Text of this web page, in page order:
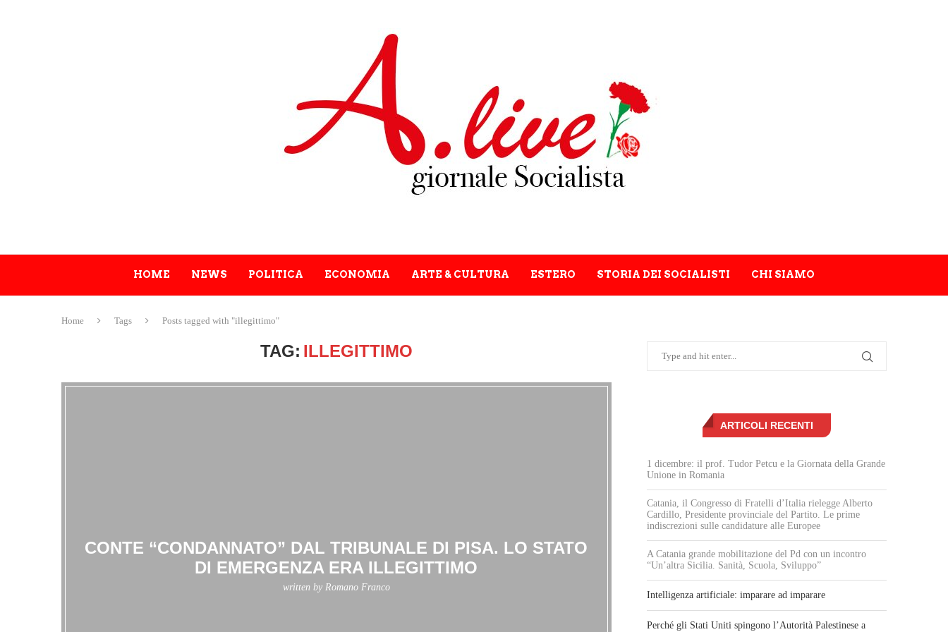
HOME NEWS POLITICA ECONOMIA ARTE & CULTURA ESTERO STORIA DEI SOCIALISTI CHI SIAMO
Home Tags Posts tagged with "illegittimo"
TAG: ILLEGITTIMO
CONTE “CONDANNATO” DAL TRIBUNALE DI PISA. LO STATO
DI EMERGENZA ERA ILLEGITTIMO
written by Romano Franco
ARTICOLI RECENTI
1 dicembre: il prof. Tudor Petcu e la Giornata della Grande
Unione in Romania
Catania, il Congresso di Fratelli d’Italia rielegge Alberto
Cardillo, Presidente provinciale del Partito. Le prime
indiscrezioni sulle candidature alle Europee
A Catania grande mobilitazione del Pd con un incontro
“Un’altra Sicilia. Sanità, Scuola, Sviluppo”
Intelligenza artificiale: imparare ad imparare
Perché gli Stati Uniti spingono l’Autorità Palestinese a